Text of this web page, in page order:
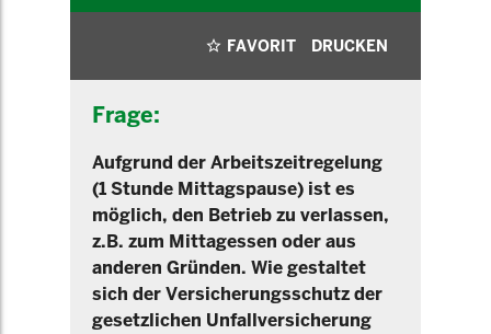
FAVORIT DRUCKEN
Frage:
Aufgrund der Arbeitszeitregelung
(1 Stunde Mittagspause) ist es
möglich, den Betrieb zu verlassen,
z.B. zum Mittagessen oder aus
anderen Gründen. Wie gestaltet
sich der Versicherungsschutz der
gesetzlichen Unfallversicherung